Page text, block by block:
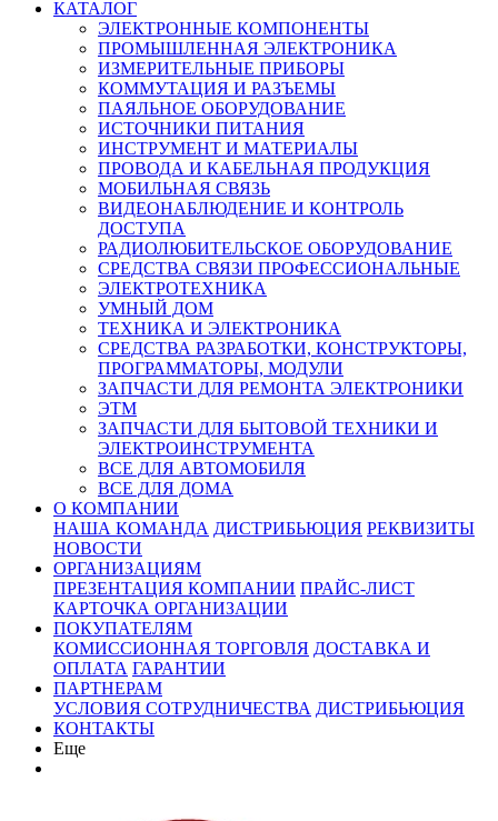
КАТАЛОГ
ЭЛЕКТРОННЫЕ КОМПОНЕНТЫ
ПРОМЫШЛЕННАЯ ЭЛЕКТРОНИКА
ИЗМЕРИТЕЛЬНЫЕ ПРИБОРЫ
КОММУТАЦИЯ И РАЗЪЕМЫ
ПАЯЛЬНОЕ ОБОРУДОВАНИЕ
ИСТОЧНИКИ ПИТАНИЯ
ИНСТРУМЕНТ И МАТЕРИАЛЫ
ПРОВОДА И КАБЕЛЬНАЯ ПРОДУКЦИЯ
МОБИЛЬНАЯ СВЯЗЬ
ВИДЕОНАБЛЮДЕНИЕ И КОНТРОЛЬ
ДОСТУПА
РАДИОЛЮБИТЕЛЬСКОЕ ОБОРУДОВАНИЕ
СРЕДСТВА СВЯЗИ ПРОФЕССИОНАЛЬНЫЕ
ЭЛЕКТРОТЕХНИКА
УМНЫЙ ДОМ
ТЕХНИКА И ЭЛЕКТРОНИКА
СРЕДСТВА РАЗРАБОТКИ, КОНСТРУКТОРЫ,
ПРОГРАММАТОРЫ, МОДУЛИ
ЗАПЧАСТИ ДЛЯ РЕМОНТА ЭЛЕКТРОНИКИ
ЭТМ
ЗАПЧАСТИ ДЛЯ БЫТОВОЙ ТЕХНИКИ И
ЭЛЕКТРОИНСТРУМЕНТА
ВСЕ ДЛЯ АВТОМОБИЛЯ
ВСЕ ДЛЯ ДОМА
О КОМПАНИИ
НАША КОМАНДА ДИСТРИБЬЮЦИЯ РЕКВИЗИТЫ
НОВОСТИ
ОРГАНИЗАЦИЯМ
ПРЕЗЕНТАЦИЯ КОМПАНИИ ПРАЙС-ЛИСТ
КАРТОЧКА ОРГАНИЗАЦИИ
ПОКУПАТЕЛЯМ
КОМИССИОННАЯ ТОРГОВЛЯ ДОСТАВКА И
ОПЛАТА ГАРАНТИИ
ПАРТНЕРАМ
УСЛОВИЯ СОТРУДНИЧЕСТВА ДИСТРИБЬЮЦИЯ
КОНТАКТЫ
Еще